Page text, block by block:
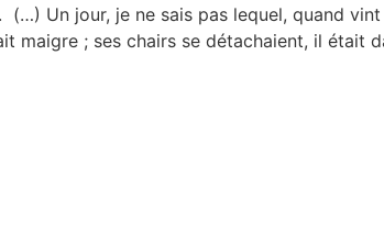
(…) Un jour, je ne sais pas lequel, quand
maigre ; ses chairs se détachaient, il était